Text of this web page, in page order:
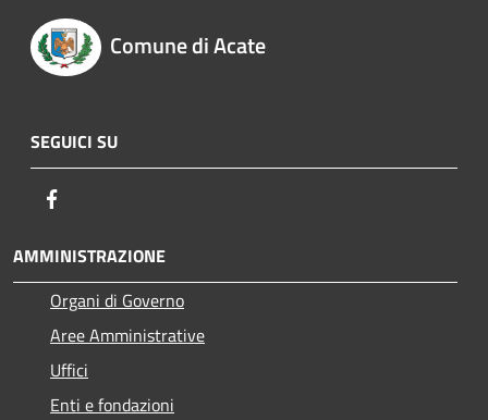
Comune di Acate
SEGUICI SU
AMMINISTRAZIONE
Organi di Governo
Aree Amministrative
Uffici
Enti e fondazioni